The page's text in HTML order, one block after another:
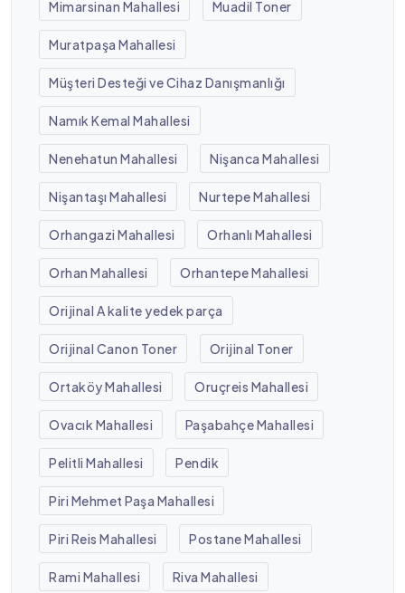
Mimarsinan Mahallesi Muadil Toner
Muratpaşa Mahallesi
Müşteri Desteği ve Cihaz Danışmanlığı
Namık Kemal Mahallesi
Nenehatun Mahallesi Nişanca Mahallesi
Nişantaşı Mahallesi Nurtepe Mahallesi
Orhangazi Mahallesi Orhanlı Mahallesi
Orhan Mahallesi Orhantepe Mahallesi
Orijinal A kalite yedek parça
Orijinal Canon Toner Orijinal Toner
Ortaköy Mahallesi Oruçreis Mahallesi
Ovacık Mahallesi Paşabahçe Mahallesi
Pelitli Mahallesi Pendik
Piri Mehmet Paşa Mahallesi
Piri Reis Mahallesi Postane Mahallesi
Rami Mahallesi Riva Mahallesi